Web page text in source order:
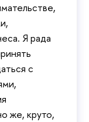
Я рада
с
же, круто,